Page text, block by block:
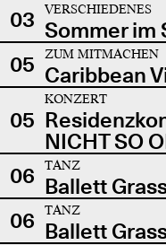
03
VERSCHIEDENES
Sommer im
05
ZUM MITMACHEN
Caribbean
05
KONZERT
NICHT SO
06
TANZ
Ballett
06
TANZ
Ballett